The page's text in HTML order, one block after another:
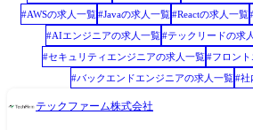
した基盤構築にも関わることができます。プ
案件から中長期の開発プロジェクトまで様々
分担しながら進めています。将来的には、プ
プロジェクト管理や上流工程への参画も期待しています
容】 ・社内向けWebシステムの要件整理、設
ス ・既存システムの保守、機能改善、コード
#AWSの求人一覧 #Javaの求人一覧 #Reactの求人一覧
#AIエンジニアの求人一覧#テックリードの求
#セキュリティエンジニアの求人一覧#フロン
#バックエンドエンジニアの求人一覧#社
テックファーム株式会社